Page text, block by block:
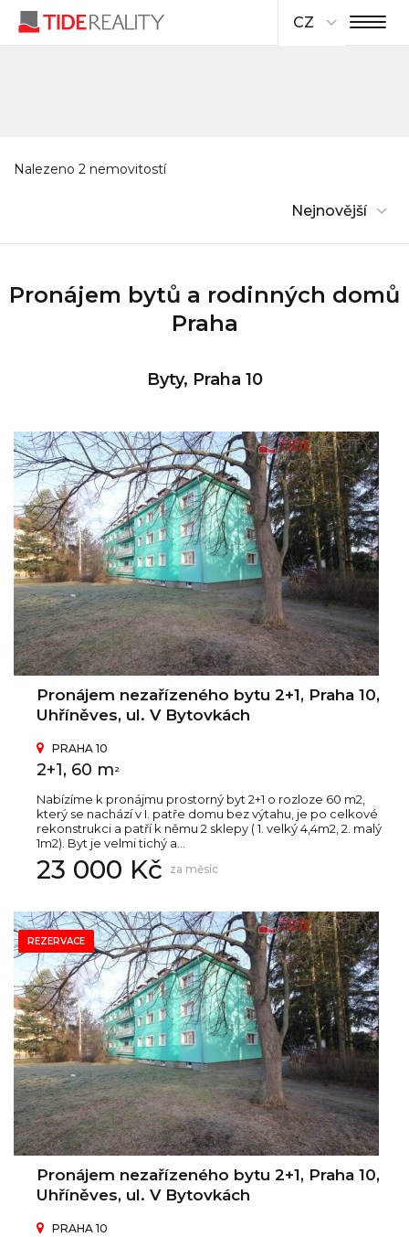
CZ
Nalezeno 2 nemovitostí
Nejnovější
Pronájem bytů a rodinných domů
Praha
Byty, Praha 10
Pronájem nezařízeného bytu 2+1, Praha 10,
Uhříněves, ul. V Bytovkách
PRAHA 10
2+1, 60 m 2
Nabízíme k pronájmu prostorný byt 2+1 o rozloze 60 m2,
který se nachází v I. patře domu bez výtahu, je po celkové
rekonstrukci a patří k němu 2 sklepy ( 1. velký 4,4m2, 2. malý
1m2). Byt je velmi tichý a...
23 000 Kč za měsíc
REZERVACE
Pronájem nezařízeného bytu 2+1, Praha 10,
Uhříněves, ul. V Bytovkách
PRAHA 10